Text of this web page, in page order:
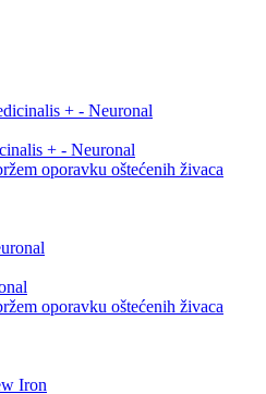
+ - Neuronal
oporavku oštećenih živaca
oporavku oštećenih živaca